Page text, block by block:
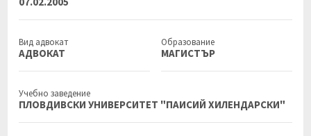
Вид адвокат
АДВОКАТ
Образование
МАГИСТЪР
Учебно заведение
ПЛОВДИВСКИ УНИВЕРСИТЕТ "ПАИСИЙ ХИЛЕНДАРСКИ"